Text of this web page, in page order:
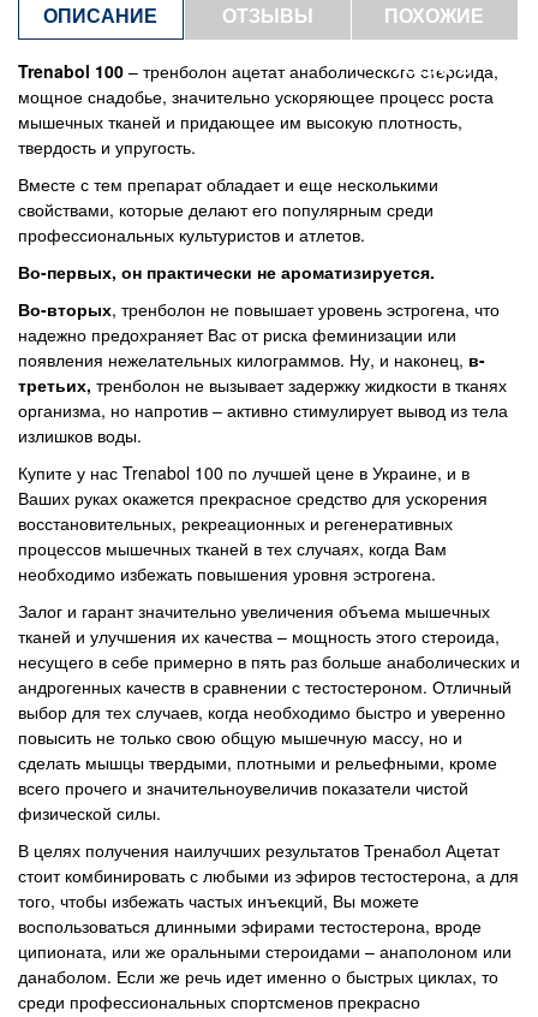
ОПИСАНИЕ ОТЗЫВЫ
ПОХОЖИЕ
ТОВАРЫ
Trenabol 100 – тренболон ацетат анаболического стероида,
мощное снадобье, значительно ускоряющее процесс роста
мышечных тканей и придающее им высокую плотность,
твердость и упругость.
Вместе с тем препарат обладает и еще несколькими
свойствами, которые делают его популярным среди
профессиональных культуристов и атлетов.
Во-первых, он практически не ароматизируется.
Во-вторых, тренболон не повышает уровень эстрогена, что
надежно предохраняет Вас от риска феминизации или
появления нежелательных килограммов. Ну, и наконец, в-
третьих, тренболон не вызывает задержку жидкости в тканях
организма, но напротив – активно стимулирует вывод из тела
излишков воды.
Купите у нас Trenabol 100 по лучшей цене в Украине, и в
Ваших руках окажется прекрасное средство для ускорения
восстановительных, рекреационных и регенеративных
процессов мышечных тканей в тех случаях, когда Вам
необходимо избежать повышения уровня эстрогена.
Залог и гарант значительно увеличения объема мышечных
тканей и улучшения их качества – мощность этого стероида,
несущего в себе примерно в пять раз больше анаболических и
андрогенных качеств в сравнении с тестостероном. Отличный
выбор для тех случаев, когда необходимо быстро и уверенно
повысить не только свою общую мышечную массу, но и
сделать мышцы твердыми, плотными и рельефными, кроме
всего прочего и значительноувеличив показатели чистой
физической силы.
В целях получения наилучших результатов Тренабол Ацетат
стоит комбинировать с любыми из эфиров тестостерона, а для
того, чтобы избежать частых инъекций, Вы можете
воспользоваться длинными эфирами тестостерона, вроде
ципионата, или же оральными стероидами – анаполоном или
данаболом. Если же речь идет именно о быстрых циклах, то
среди профессиональных спортсменов прекрасно